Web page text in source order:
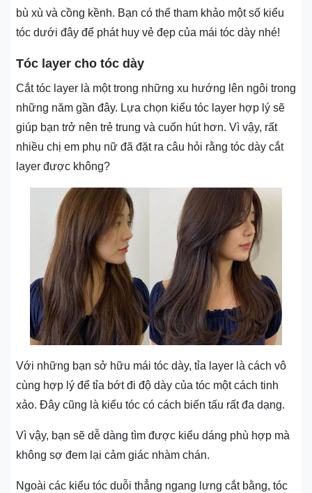
bù xù và cồng kềnh. Bạn có thể tham khảo một số kiểu
tóc dưới đây để phát huy vẻ đẹp của mái tóc dày nhé!
Tóc layer cho tóc dày
Cắt tóc layer là một trong những xu hướng lên ngôi trong
những năm gần đây. Lựa chọn kiểu tóc layer hợp lý sẽ
giúp bạn trở nên trẻ trung và cuốn hút hơn. Vì vậy, rất
nhiều chị em phụ nữ đã đặt ra câu hỏi rằng tóc dày cắt
layer được không?
Với những bạn sở hữu mái tóc dày, tỉa layer là cách vô
cùng hợp lý để tỉa bớt đi độ dày của tóc một cách tinh
xảo. Đây cũng là kiểu tóc có cách biến tấu rất đa dạng.
Vì vậy, bạn sẽ dễ dàng tìm được kiểu dáng phù hợp mà
không sợ đem lại cảm giác nhàm chán.
Ngoài các kiểu tóc duỗi thẳng ngang lưng cắt bằng, tóc